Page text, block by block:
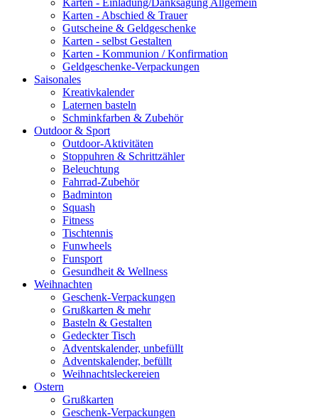
Karten - Einladung/Danksagung Allgemein
Karten - Abschied & Trauer
Gutscheine & Geldgeschenke
Karten - selbst Gestalten
Karten - Kommunion / Konfirmation
Geldgeschenke-Verpackungen
Saisonales
Kreativkalender
Laternen basteln
Schminkfarben & Zubehör
Outdoor & Sport
Outdoor-Aktivitäten
Stoppuhren & Schrittzähler
Beleuchtung
Fahrrad-Zubehör
Badminton
Squash
Fitness
Tischtennis
Funwheels
Funsport
Gesundheit & Wellness
Weihnachten
Geschenk-Verpackungen
Grußkarten & mehr
Basteln & Gestalten
Gedeckter Tisch
Adventskalender, unbefüllt
Adventskalender, befüllt
Weihnachtsleckereien
Ostern
Grußkarten
Geschenk-Verpackungen